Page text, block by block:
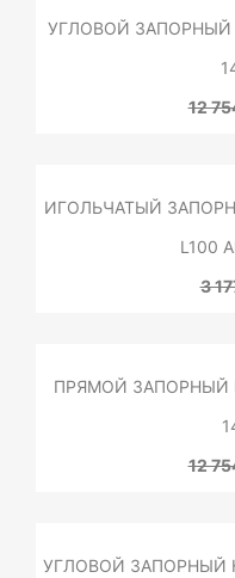
УГЛОВОЙ ЗАПОРНЫЙ
12
ИГОЛЬЧАТЫЙ
L100
3
ПРЯМОЙ ЗАПОРНЫЙ
12
УГЛОВОЙ ЗАПОРНЫЙ